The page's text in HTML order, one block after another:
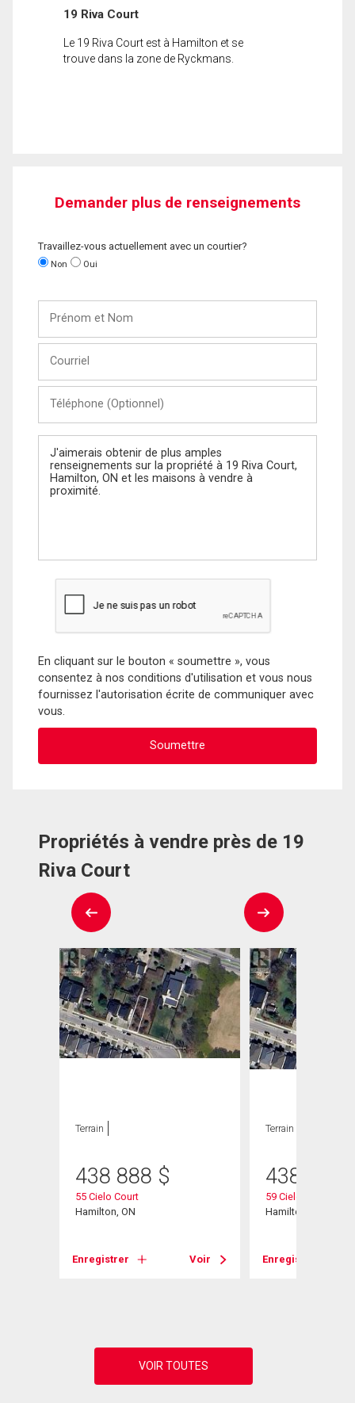
19 Riva Court
Le 19 Riva Court est à Hamilton et se
trouve dans la zone de Ryckmans.
Demander plus de renseignements
Travaillez-vous actuellement avec un courtier?
Non Oui
Nom
(Optionnel)
Message
En cliquant sur le bouton « soumettre », vous
consentez à nos conditions d'utilisation et vous nous
fournissez l'autorisation écrite de communiquer avec
vous.
Propriétés à vendre près de 19
Riva Court
Terrain
438 888 $
55 Cielo Court
Hamilton, ON
Enregistrer Voir
Terrain
438 888
59 Cielo Court
Hamilton, ON
Enregistrer